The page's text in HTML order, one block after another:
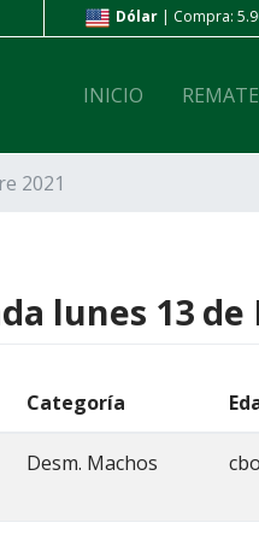
Dólar| Compra:
INICIO
2021
lunes 13
Categoría
Desm. Machos